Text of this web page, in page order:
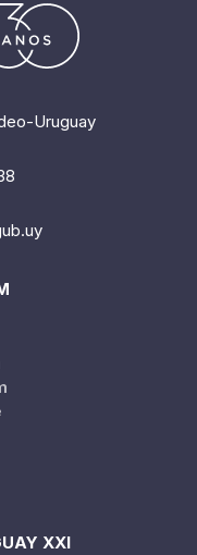
Uruguay
XXI